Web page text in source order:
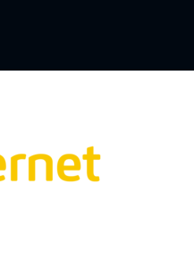
solución
de análisis
la información